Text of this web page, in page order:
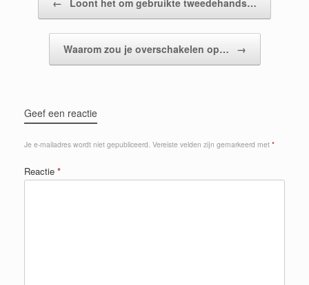
Waarom zou je overschakelen op… →
Geef een reactie
Je e-mailadres wordt niet gepubliceerd. Vereiste velden zijn gemarkeerd met *
Reactie *